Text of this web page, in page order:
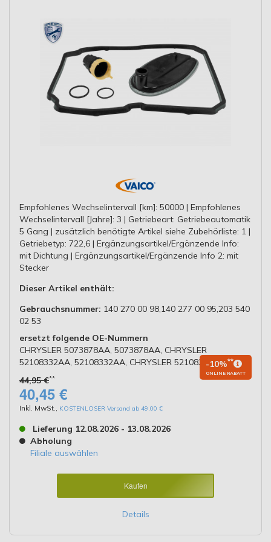
Empfohlenes Wechselintervall [km]: 50000 | Empfohlenes
Wechselintervall [Jahre]: 3 | Getriebeart: Getriebeautomatik
5 Gang | zusätzlich benötigte Artikel siehe Zubehörliste: 1 |
Getriebetyp: 722,6 | Ergänzungsartikel/Ergänzende Info:
mit Dichtung | Ergänzungsartikel/Ergänzende Info 2: mit
Stecker
Dieser Artikel enthält:
Gebrauchsnummer: 140 270 00 98,140 277 00 95,203 540
02 53
ersetzt folgende OE-Nummern
CHRYSLER 5073878AA, 5073878AA, CHRYSLER
52108332AA, 52108332AA, CHRYSLER 52108332AB
44,95 €**
-10%**
ONLINE RABATT
40,45 €
Inkl. MwSt. KOSTENLOSER Versand ab 49,00 €
Lieferung 12.08.2026 - 13.08.2026
Abholung
Filiale auswählen
Kaufen
Details